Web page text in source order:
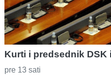
Kurti i predsednik
pre 13 sati